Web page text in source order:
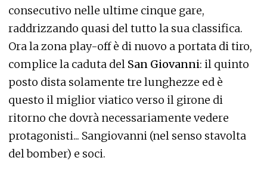
consecutivo nelle ultime cinque gare,
raddrizzando quasi del tutto la sua classifica.
Ora la zona play-off è di nuovo a portata di tiro,
complice la caduta del San Giovanni: il quinto
posto dista solamente tre lunghezze ed è
questo il miglior viatico verso il girone di
ritorno che dovrà necessariamente vedere
protagonisti... Sangiovanni (nel senso stavolta
del bomber) e soci.